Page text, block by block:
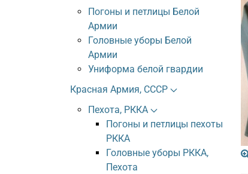
Погоны и петлицы Белой
Армии
Головные уборы Белой
Армии
Униформа белой гвардии
Красная Армия, СССР
Пехота, РККА
Погоны и петлицы пехоты
РККА
Головные уборы РККА,
Пехота